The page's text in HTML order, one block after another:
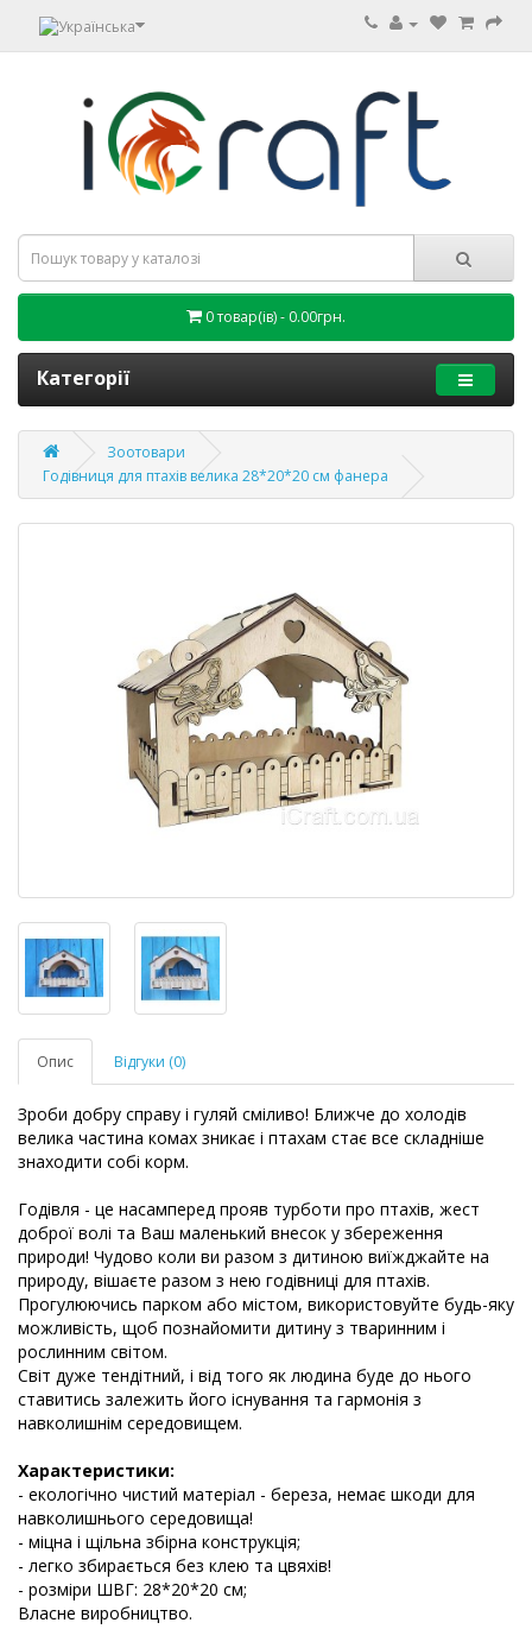
0 товар(ів) - 0.00грн.
Категорії
Зоотовари
Годівниця для птахів велика 28*20*20 см фанера
Опис Відгуки (0)
Зроби добру справу і гуляй сміливо! Ближче до холодів
велика частина комах зникає і птахам стає все складніше
знаходити собі корм.
Годівля - це насамперед прояв турботи про птахів, жест
доброї волі та Ваш маленький внесок у збереження
природи! Чудово коли ви разом з дитиною виїжджайте на
природу, вішаєте разом з нею годівниці для птахів.
Прогулюючись парком або містом, використовуйте будь-яку
можливість, щоб познайомити дитину з тваринним і
рослинним світом.
Світ дуже тендітний, і від того як людина буде до нього
ставитись залежить його існування та гармонія з
навколишнім середовищем.
Характеристики:
- екологічно чистий матеріал - береза, немає шкоди для
навколишнього середовища!
- міцна і щільна збірна конструкція;
- легко збирається без клею та цвяхів!
- розміри ШВГ: 28*20*20 см;
Власне виробництво.